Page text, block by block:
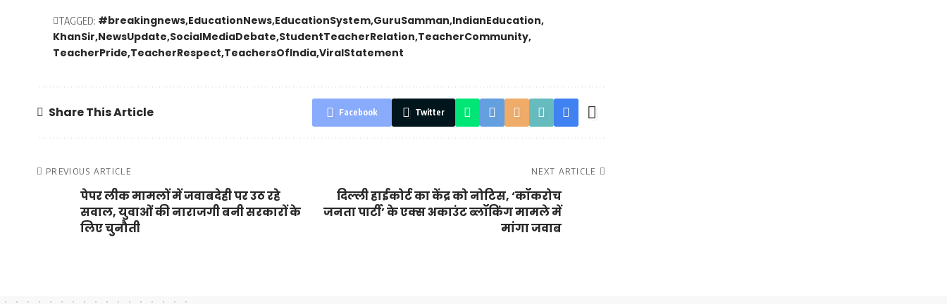
TAGGED: #breakingnews EducationNews EducationSystem GuruSamman IndianEducation
KhanSir NewsUpdate SocialMediaDebate StudentTeacherRelation TeacherCommunity
TeacherPride TeacherRespect TeachersOfIndia ViralStatement
Share This Article Facebook Twitter
PREVIOUS ARTICLE
पेपर लीक मामलों में जवाबदेही पर उठ रहे
सवाल, युवाओं की नाराजगी बनी सरकारों के
लिए चुनौती
NEXT ARTICLE
दिल्ली हाईकोर्ट का केंद्र को नोटिस, ‘कॉकरोच
जनता पार्टी’ के एक्स अकाउंट ब्लॉकिंग मामले में
मांगा जवाब